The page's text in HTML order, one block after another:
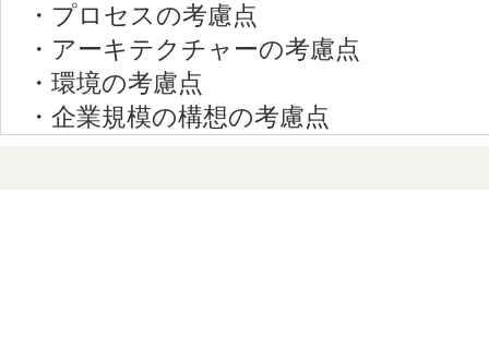
・プロセスの考慮点
・アーキテクチャーの考慮点
・環境の考慮点
・企業規模の構想の考慮点